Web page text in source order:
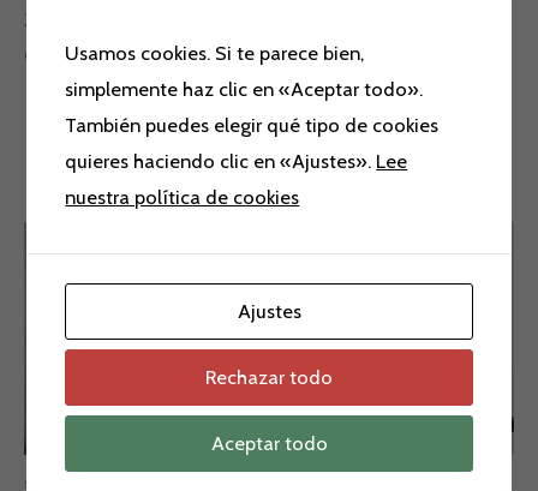
Zapatos de fiesta Oizze Shoes
Colores turquesa y morado.
Productos relacionados
sandalias
precio
precio
precio
precio
Usamos cookies. Si te parece bien,
simplemente haz clic en «Aceptar todo».
También puedes elegir qué tipo de cookies
quieres haciendo clic en «Ajustes». Lee
nuestra política de cookies
Ajustes
Rechazar todo
Aceptar todo